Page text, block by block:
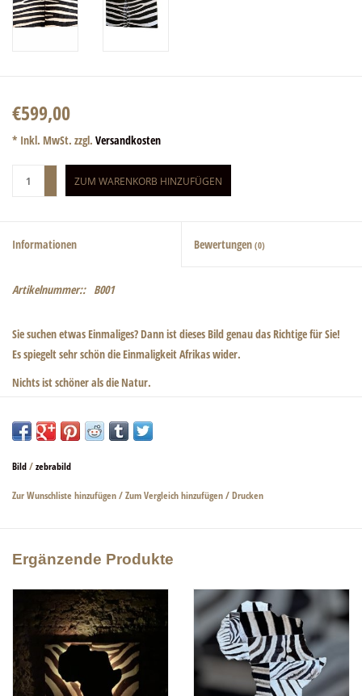
€599,00
* Inkl. MwSt. zzgl. Versandkosten
ZUM WARENKORB HINZUFÜGEN
Informationen Bewertungen (0)
Artikelnummer:: B001
Sie suchen etwas Einmaliges? Dann ist dieses Bild genau das Richtige für Sie!
Es spiegelt sehr schön die Einmaligkeit Afrikas wider.
Nichts ist schöner als die Natur.
Holzrahmen.
Zebrafell sowie Straußeneierschalen und Stachelschweinstacheln verwendet.
Abmessungen: 76 cm × 49 cm × 2 cm
Bild/zebrabild
Zur Wunschliste hinzufügen/Zum Vergleich hinzufügen/Drucken
Ergänzende Produkte